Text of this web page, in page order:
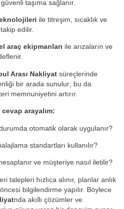
taşıma sağlanır.
ile titreşim, sıcaklık ve
edilir.
araç ekipmanları ile arızaların ve
Arası Nakliyat süreçlerinde
bir arada sunulur; bu da
memnuniyetini artırır.
arayalım:
otomatik olarak uygulanır?
standartları kullanılır?
ve müşteriye nasıl iletilir?
talepleri hızlıca alınır, planlar anlık
bilgilendirme yapılır. Böylece
nda akıllı çözümler ve